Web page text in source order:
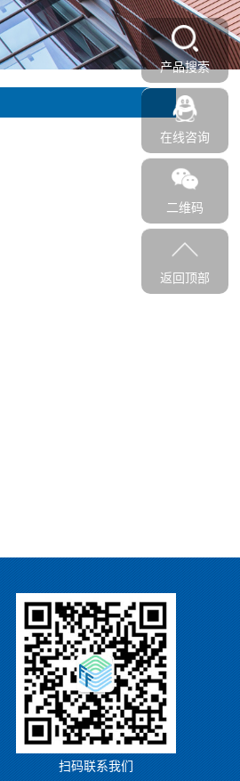
扫码联系我们
产品搜索
在线咨询
二维码
返回顶部